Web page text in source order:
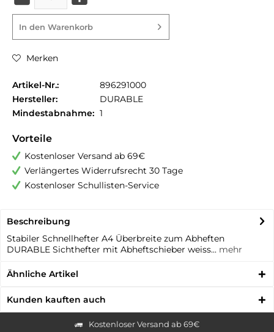
In den Warenkorb
Merken
Artikel-Nr.:
896291000
Hersteller:
DURABLE
Mindestabnahme: 1
Vorteile
Kostenloser Versand ab 69€
Verlängertes Widerrufsrecht 30 Tage
Kostenloser Schullisten-Service
Beschreibung
Stabiler Schnellhefter A4 Überbreite zum Abheften
DURABLE Sichthefter mit Abheftschieber weiss... mehr
Ähnliche Artikel
Kunden kauften auch
Kostenloser Versand ab 69€